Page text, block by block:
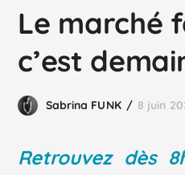
Le marché
c’est
Sabrina FUNK 8 juin
Retrouvez dès